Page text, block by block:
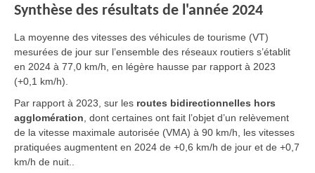
Synthèse des résultats de l'année 2024
La moyenne des vitesses des véhicules de tourisme (VT)
mesurées de jour sur l’ensemble des réseaux routiers s’établit
en 2024 à 77,0 km/h, en légère hausse par rapport à 2023
(+0,1 km/h).
Par rapport à 2023, sur les routes bidirectionnelles hors
agglomération , dont certaines ont fait l’objet d’un relèvement
de la vitesse maximale autorisée (VMA) à 90 km/h, les vitesses
pratiquées augmentent en 2024 de +0,6 km/h de jour et de +0,7
km/h de nuit..